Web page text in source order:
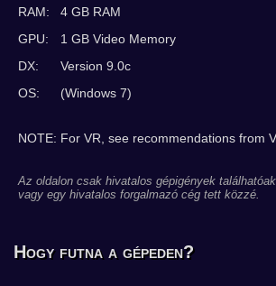
RAM:
4 GB RAM
GPU:
1 GB Video Memory
DX:
Version 9.0c
OS:
(Windows 7)
NOTE: For VR, see recommendations from
Az oldalon csak hivatalos gépigények
vagy egy hivatalos forgalmazó cég tett közzé.
Hogy futna a gépeden?